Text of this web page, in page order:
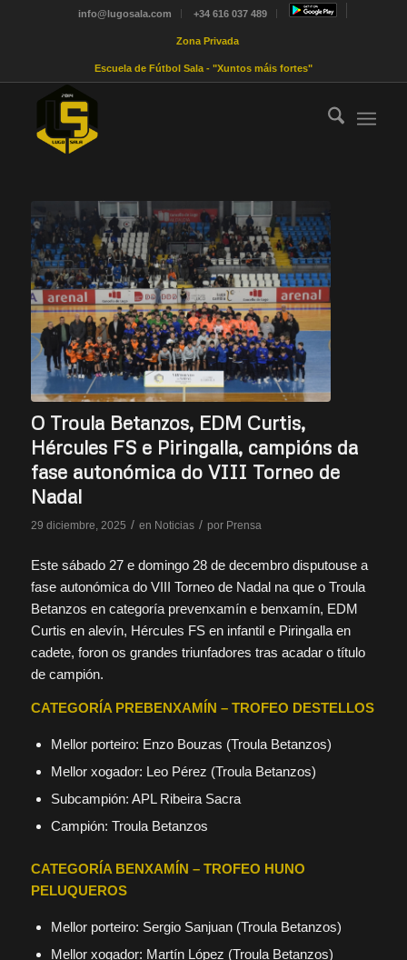
info@lugosala.com +34 616 037 489
Zona Privada
Escuela de Fútbol Sala - "Xuntos máis fortes"
O Troula Betanzos, EDM Curtis,
Hércules FS e Piringalla, campións da
fase autonómica do VIII Torneo de
Nadal
29 diciembre, 2025 / en Noticias / por Prensa
Este sábado 27 e domingo 28 de decembro disputouse a
fase autonómica do VIII Torneo de Nadal na que o Troula
Betanzos en categoría prevenxamín e benxamín, EDM
Curtis en alevín, Hércules FS en infantil e Piringalla en
cadete, foron os grandes triunfadores tras acadar o título
de campión.
CATEGORÍA PREBENXAMÍN – TROFEO DESTELLOS
Mellor porteiro: Enzo Bouzas (Troula Betanzos)
Mellor xogador: Leo Pérez (Troula Betanzos)
Subcampión: APL Ribeira Sacra
Campión: Troula Betanzos
CATEGORÍA BENXAMÍN – TROFEO HUNO
PELUQUEROS
Mellor porteiro: Sergio Sanjuan (Troula Betanzos)
Mellor xogador: Martín López (Troula Betanzos)